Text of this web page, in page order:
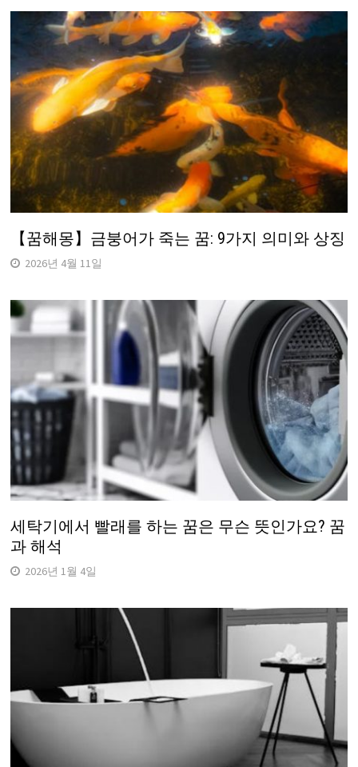
【꿈해몽】금붕어가 죽는 꿈: 9가지 의미와 상징
2026년 4월 11일
세탁기에서 빨래를 하는 꿈은 무슨 뜻인가요? 꿈
과 해석
2026년 1월 4일